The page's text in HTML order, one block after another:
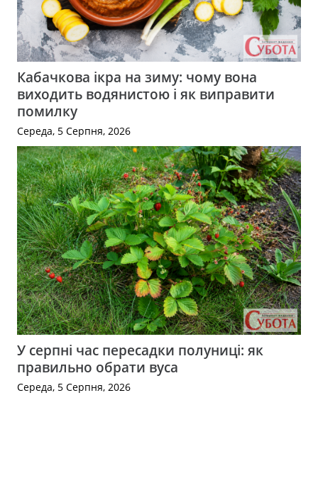
Кабачкова ікра на зиму: чому вона
виходить водянистою і як виправити
помилку
Середа, 5 Серпня, 2026
У серпні час пересадки полуниці: як
правильно обрати вуса
Середа, 5 Серпня, 2026